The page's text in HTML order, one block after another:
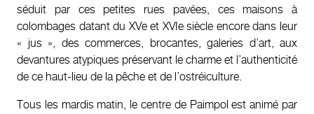
séduit par ces petites rues pavées, ces maisons à
colombages datant du XVe et XVIe siècle encore dans leur
« jus », des commerces, brocantes, galeries d’art, aux
devantures atypiques préservant le charme et l’authenticité
de ce haut-lieu de la pêche et de l’ostréiculture.
Tous les mardis matin, le centre de Paimpol est animé par